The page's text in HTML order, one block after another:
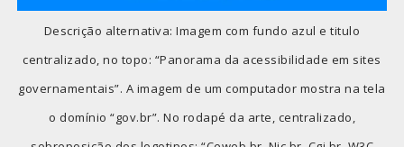
Descrição alternativa: Imagem com fundo azul e titulo
centralizado, no topo: “Panorama da acessibilidade em sites
governamentais”. A imagem de um computador mostra na tela
o domínio “gov.br”. No rodapé da arte, centralizado,